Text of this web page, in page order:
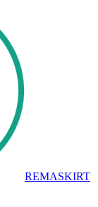
REMASKIRT